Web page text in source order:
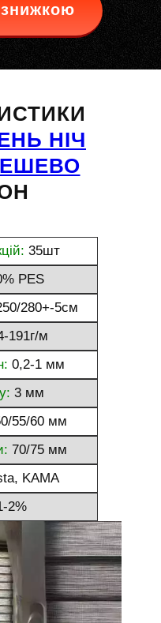
НІЧ
35шт
PES
280+-5см
191г/м
0,2-1 мм
3 мм
55/60 мм
70/75 мм
KAMA
2%